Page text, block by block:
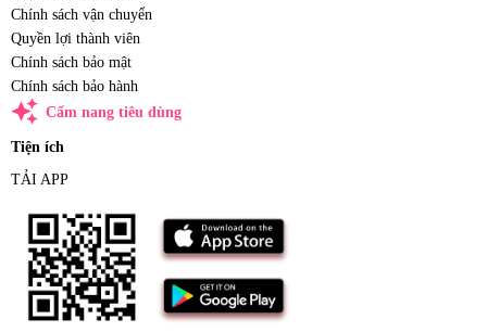
Chính sách vận chuyển
Quyền lợi thành viên
Chính sách bảo mật
Chính sách bảo hành
auto_awesome Cẩm nang tiêu dùng
Tiện ích
TẢI APP